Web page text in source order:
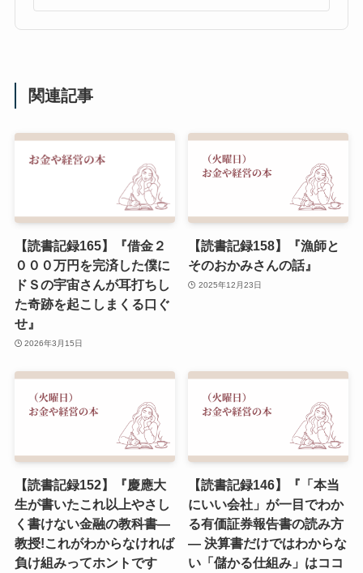
関連記事
【読書記録165】『借金２
０００万円を完済した僕に
ドＳの宇宙さんが耳打ちし
た奇跡を起こしまくる口ぐ
せ』
2026年3月15日
【読書記録158】『漁師と
そのおかみさんの話』
2025年12月23日
【読書記録152】『慶應大
生が書いたこれ以上やさし
く書けない金融の教科書―
教授!これがわからなければ
負け組みってホントです
【読書記録146】『「本当
にいい会社」が一目でわか
る有価証券報告書の読み方
― 決算書だけではわからな
い「儲かる仕組み」はココ